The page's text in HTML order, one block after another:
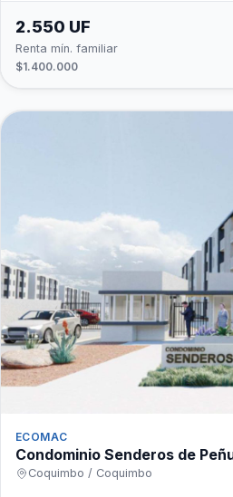
2.550 UF
Renta mín. familiar
$1.400.000
ECOMAC
Condominio Senderos de
Coquimbo / Coquimbo